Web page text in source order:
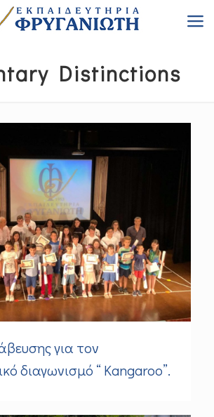
Distinctions
για τον
διαγωνισμό “ Kangaroo”.